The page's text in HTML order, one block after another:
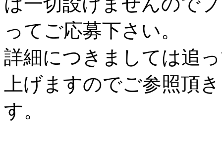
ってご応募下さい。
詳細につきましては追
上げますのでご参照頂
す。